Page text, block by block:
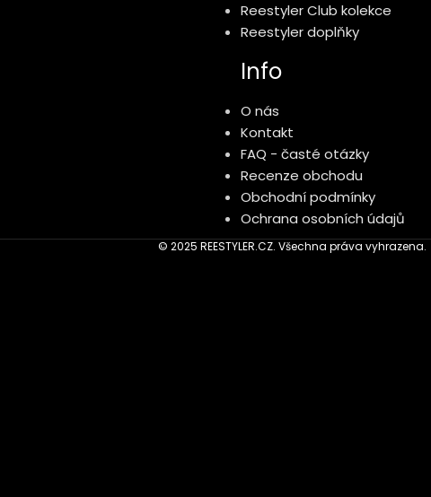
Reestyler Club kolekce
Reestyler doplňky
Info
O nás
Kontakt
FAQ - časté otázky
Recenze obchodu
Obchodní podmínky
Ochrana osobních údajů
© 2025 REESTYLER.CZ. Všechna práva vyhrazena.